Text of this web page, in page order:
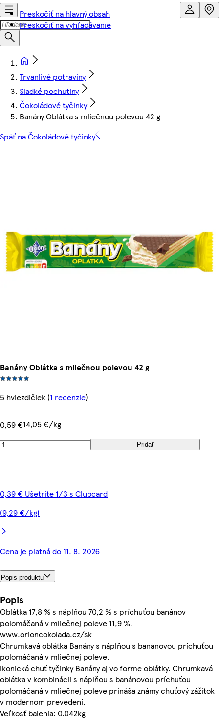
Preskočiť na hlavný obsah
Preskočiť na vyhľadávanie
Trvanlivé potraviny
Sladké pochutiny
Čokoládové tyčinky
Banány Oblátka s mliečnou polevou 42 g
Späť na Čokoládové tyčinky
Banány Oblátka s mliečnou polevou 42 g
5 hviezdičiek (1 recenzie)
0,59 €14,05 €/kg
Pridať
0,39 € Ušetrite 1/3 s Clubcard
(9,29 €/kg)
Cena je platná do 11. 8. 2026
Popis produktu
Popis
Oblátka 17,8 % s náplňou 70,2 % s príchuťou banánov
polomáčaná v mliečnej poleve 11,9 %.
www.orioncokolada.cz/sk
Chrumkavá oblátka Banány s náplňou s banánovou príchuťou
polomáčaná v mliečnej poleve.
Ikonická chuť tyčinky Banány aj vo forme oblátky. Chrumkavá
oblátka v kombinácii s náplňou s banánovou príchuťou
polomáčaná v mliečnej poleve prináša známy chuťový zážitok
v modernom prevedení.
Veľkosť balenia: 0.042kg